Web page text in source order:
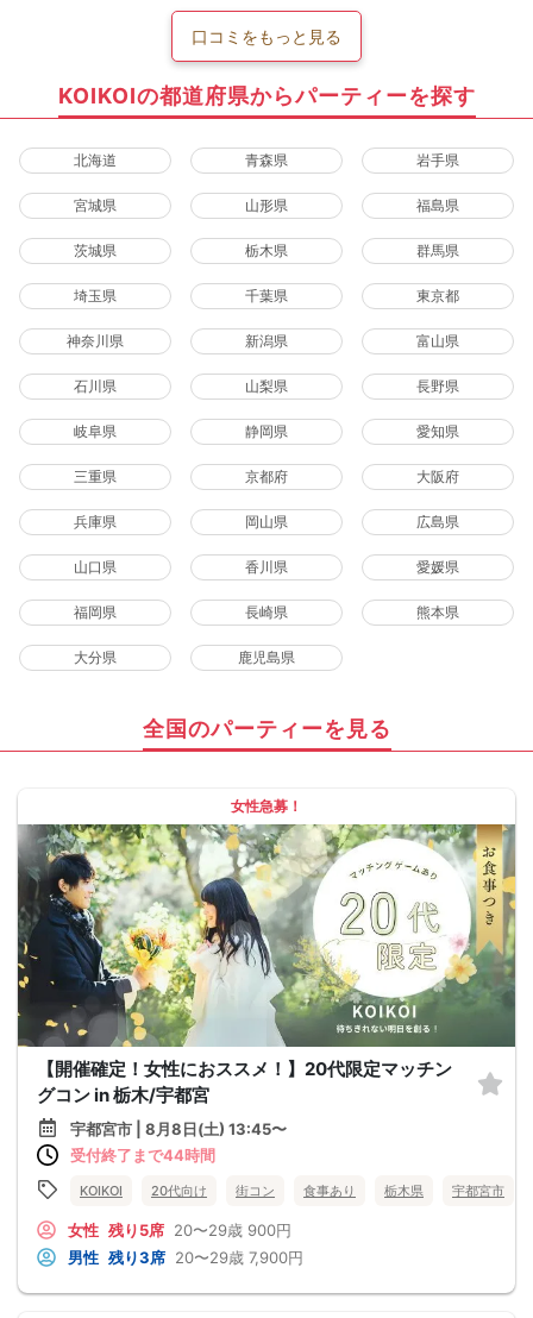
口コミをもっと見る
KOIKOIの都道府県からパーティーを探す
北海道 青森県 岩手県
宮城県 山形県 福島県
茨城県 栃木県 群馬県
埼玉県 千葉県 東京都
神奈川県 新潟県 富山県
石川県 山梨県 長野県
岐阜県 静岡県 愛知県
三重県 京都府 大阪府
兵庫県 岡山県 広島県
山口県 香川県 愛媛県
福岡県 長崎県 熊本県
大分県 鹿児島県
全国のパーティーを見る
女性急募！
【開催確定！女性におススメ！】20代限定マッチン
グコン in 栃木/宇都宮
宇都宮市 | 8月8日(土) 13:45〜
受付終了まで44時間
KOIKOI 20代向け 街コン 食事あり 栃木県 宇都宮市
女性 残り5席 20〜29歳 900円
男性 残り3席 20〜29歳 7,900円